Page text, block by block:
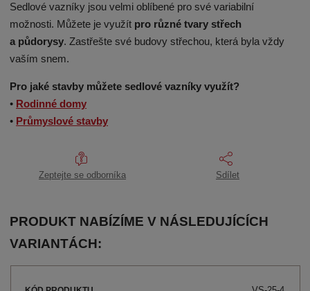
Sedlové vazníky jsou velmi oblíbené pro své variabilní
možnosti. Můžete je využít pro různé tvary střech
a půdorysy. Zastřešte své budovy střechou, která byla vždy
vaším snem.
Pro jaké stavby můžete sedlové vazníky využít?
• Rodinné domy
• Průmyslové stavby
Zeptejte se odborníka Sdílet
PRODUKT NABÍZÍME V NÁSLEDUJÍCÍCH
VARIANTÁCH: